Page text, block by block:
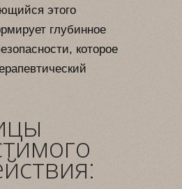
этого
глубинное
которое